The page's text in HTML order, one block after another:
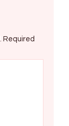
Required